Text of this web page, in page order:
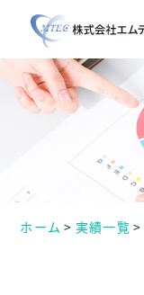
ホーム 実績一覧